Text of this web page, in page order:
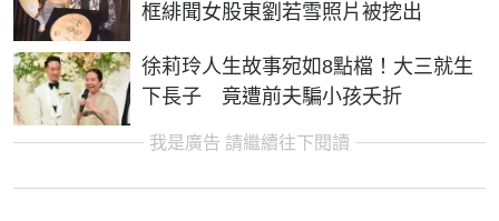
框緋聞女股東劉若雪照片被挖出
徐莉玲人生故事宛如8點檔！大三就生
下長子 竟遭前夫騙小孩夭折
我是廣告 請繼續往下閱讀